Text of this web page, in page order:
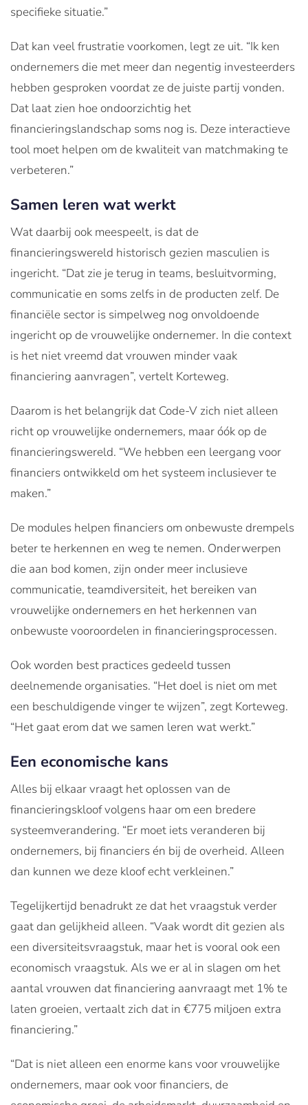
specifieke situatie.”
Dat kan veel frustratie voorkomen, legt ze uit. “Ik ken
ondernemers die met meer dan negentig investeerders
hebben gesproken voordat ze de juiste partij vonden.
Dat laat zien hoe ondoorzichtig het
financieringslandschap soms nog is. Deze interactieve
tool moet helpen om de kwaliteit van matchmaking te
verbeteren.”
Samen leren wat werkt
Wat daarbij ook meespeelt, is dat de
financieringswereld historisch gezien masculien is
ingericht. “Dat zie je terug in teams, besluitvorming,
communicatie en soms zelfs in de producten zelf. De
financiële sector is simpelweg nog onvoldoende
ingericht op de vrouwelijke ondernemer. In die context
is het niet vreemd dat vrouwen minder vaak
financiering aanvragen”, vertelt Korteweg.
Daarom is het belangrijk dat Code-V zich niet alleen
richt op vrouwelijke ondernemers, maar óók op de
financieringswereld. “We hebben een leergang voor
financiers ontwikkeld om het systeem inclusiever te
maken.”
De modules helpen financiers om onbewuste drempels
beter te herkennen en weg te nemen. Onderwerpen
die aan bod komen, zijn onder meer inclusieve
communicatie, teamdiversiteit, het bereiken van
vrouwelijke ondernemers en het herkennen van
onbewuste vooroordelen in financieringsprocessen.
Ook worden best practices gedeeld tussen
deelnemende organisaties. “Het doel is niet om met
een beschuldigende vinger te wijzen”, zegt Korteweg.
“Het gaat erom dat we samen leren wat werkt.”
Een economische kans
Alles bij elkaar vraagt het oplossen van de
financieringskloof volgens haar om een bredere
systeemverandering. “Er moet iets veranderen bij
ondernemers, bij financiers én bij de overheid. Alleen
dan kunnen we deze kloof echt verkleinen.”
Tegelijkertijd benadrukt ze dat het vraagstuk verder
gaat dan gelijkheid alleen. “Vaak wordt dit gezien als
een diversiteitsvraagstuk, maar het is vooral ook een
economisch vraagstuk. Als we er al in slagen om het
aantal vrouwen dat financiering aanvraagt met 1% te
laten groeien, vertaalt zich dat in €775 miljoen extra
financiering.”
“Dat is niet alleen een enorme kans voor vrouwelijke
ondernemers, maar ook voor financiers, de